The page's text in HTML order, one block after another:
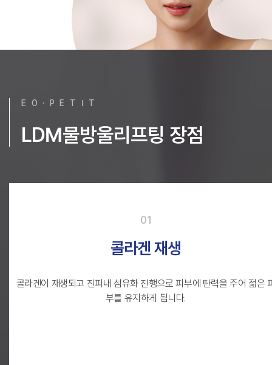
E O · P E T I T
LDM물방울리프팅 장점
01
콜라겐 재생
콜라겐이 재생되고 진피내 섬유화 진행으로 피부에 탄력을 주어 젊은
부를 유지하게 됩니다.